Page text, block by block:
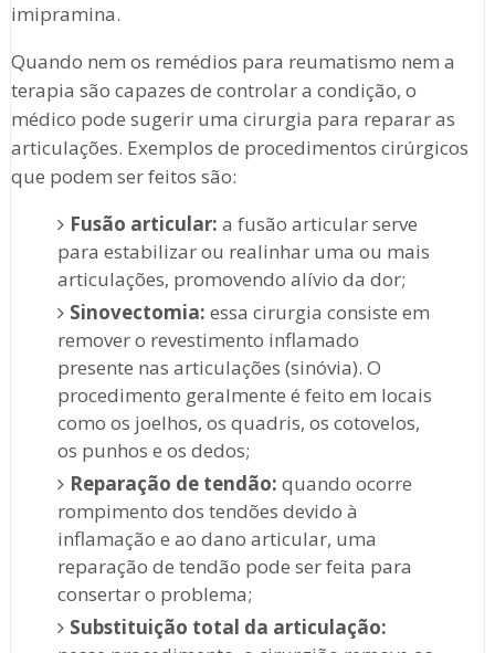
imipramina.
Quando nem os remédios para reumatismo nem a
terapia são capazes de controlar a condição, o
médico pode sugerir uma cirurgia para reparar as
articulações. Exemplos de procedimentos cirúrgicos
que podem ser feitos são:
Fusão articular: a fusão articular serve
para estabilizar ou realinhar uma ou mais
articulações, promovendo alívio da dor;
Sinovectomia: essa cirurgia consiste em
remover o revestimento inflamado
presente nas articulações (sinóvia). O
procedimento geralmente é feito em locais
como os joelhos, os quadris, os cotovelos,
os punhos e os dedos;
Reparação de tendão: quando ocorre
rompimento dos tendões devido à
inflamação e ao dano articular, uma
reparação de tendão pode ser feita para
consertar o problema;
Substituição total da articulação: